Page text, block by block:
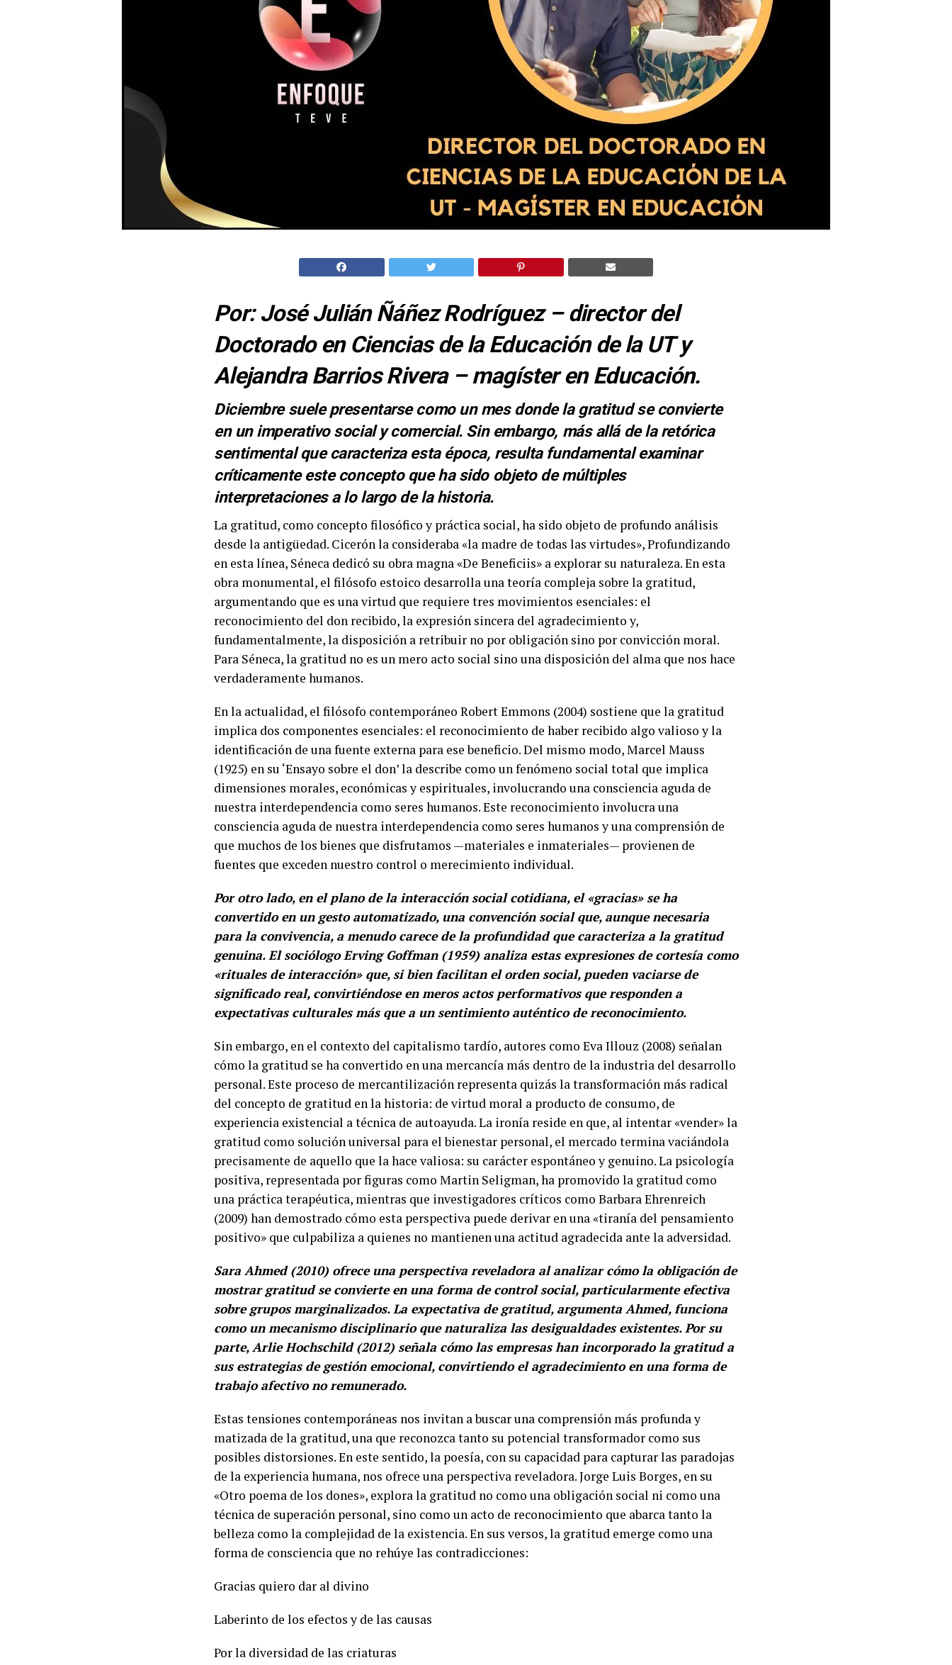
Por: José Julián Ñáñez Rodríguez – director del
Doctorado en Ciencias de la Educación de la UT y
Alejandra Barrios Rivera – magíster en Educación.
Diciembre suele presentarse como un mes donde la gratitud se convierte
en un imperativo social y comercial. Sin embargo, más allá de la retórica
sentimental que caracteriza esta época, resulta fundamental examinar
críticamente este concepto que ha sido objeto de múltiples
interpretaciones a lo largo de la historia.
La gratitud, como concepto filosófico y práctica social, ha sido objeto de profundo análisis
desde la antigüedad. Cicerón la consideraba «la madre de todas las virtudes», Profundizando
en esta línea, Séneca dedicó su obra magna «De Beneficiis» a explorar su naturaleza. En esta
obra monumental, el filósofo estoico desarrolla una teoría compleja sobre la gratitud,
argumentando que es una virtud que requiere tres movimientos esenciales: el
reconocimiento del don recibido, la expresión sincera del agradecimiento y,
fundamentalmente, la disposición a retribuir no por obligación sino por convicción moral.
Para Séneca, la gratitud no es un mero acto social sino una disposición del alma que nos hace
verdaderamente humanos.
En la actualidad, el filósofo contemporáneo Robert Emmons (2004) sostiene que la gratitud
implica dos componentes esenciales: el reconocimiento de haber recibido algo valioso y la
identificación de una fuente externa para ese beneficio. Del mismo modo, Marcel Mauss
(1925) en su ‘Ensayo sobre el don’ la describe como un fenómeno social total que implica
dimensiones morales, económicas y espirituales, involucrando una consciencia aguda de
nuestra interdependencia como seres humanos. Este reconocimiento involucra una
consciencia aguda de nuestra interdependencia como seres humanos y una comprensión de
que muchos de los bienes que disfrutamos —materiales e inmateriales— provienen de
fuentes que exceden nuestro control o merecimiento individual.
Por otro lado, en el plano de la interacción social cotidiana, el «gracias» se ha
convertido en un gesto automatizado, una convención social que, aunque necesaria
para la convivencia, a menudo carece de la profundidad que caracteriza a la gratitud
genuina. El sociólogo Erving Goffman (1959) analiza estas expresiones de cortesía como
«rituales de interacción» que, si bien facilitan el orden social, pueden vaciarse de
significado real, convirtiéndose en meros actos performativos que responden a
expectativas culturales más que a un sentimiento auténtico de reconocimiento.
Sin embargo, en el contexto del capitalismo tardío, autores como Eva Illouz (2008) señalan
cómo la gratitud se ha convertido en una mercancía más dentro de la industria del desarrollo
personal. Este proceso de mercantilización representa quizás la transformación más radical
del concepto de gratitud en la historia: de virtud moral a producto de consumo, de
experiencia existencial a técnica de autoayuda. La ironía reside en que, al intentar «vender» la
gratitud como solución universal para el bienestar personal, el mercado termina vaciándola
precisamente de aquello que la hace valiosa: su carácter espontáneo y genuino. La psicología
positiva, representada por figuras como Martin Seligman, ha promovido la gratitud como
una práctica terapéutica, mientras que investigadores críticos como Barbara Ehrenreich
(2009) han demostrado cómo esta perspectiva puede derivar en una «tiranía del pensamiento
positivo» que culpabiliza a quienes no mantienen una actitud agradecida ante la adversidad.
Sara Ahmed (2010) ofrece una perspectiva reveladora al analizar cómo la obligación de
mostrar gratitud se convierte en una forma de control social, particularmente efectiva
sobre grupos marginalizados. La expectativa de gratitud, argumenta Ahmed, funciona
como un mecanismo disciplinario que naturaliza las desigualdades existentes. Por su
parte, Arlie Hochschild (2012) señala cómo las empresas han incorporado la gratitud a
sus estrategias de gestión emocional, convirtiendo el agradecimiento en una forma de
trabajo afectivo no remunerado.
Estas tensiones contemporáneas nos invitan a buscar una comprensión más profunda y
matizada de la gratitud, una que reconozca tanto su potencial transformador como sus
posibles distorsiones. En este sentido, la poesía, con su capacidad para capturar las paradojas
de la experiencia humana, nos ofrece una perspectiva reveladora. Jorge Luis Borges, en su
«Otro poema de los dones», explora la gratitud no como una obligación social ni como una
técnica de superación personal, sino como un acto de reconocimiento que abarca tanto la
belleza como la complejidad de la existencia. En sus versos, la gratitud emerge como una
forma de consciencia que no rehúye las contradicciones:
Gracias quiero dar al divino
Laberinto de los efectos y de las causas
Por la diversidad de las criaturas